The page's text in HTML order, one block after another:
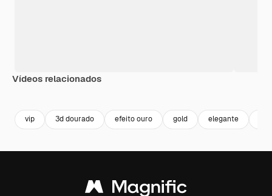
Vídeos relacionados
vip 3d dourado efeito ouro gold elegante